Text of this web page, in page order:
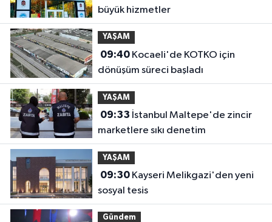
büyük hizmetler
YAŞAM
09:40Kocaeli'de KOTKO için
dönüşüm süreci başladı
YAŞAM
09:33
marketlere sıkı denetim
YAŞAM
09:30Kayseri Melikgazi'den yeni
sosyal tesis
Gündem